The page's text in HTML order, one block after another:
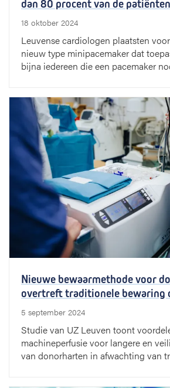
dan 80 procent van de patiënten
18 oktober 2024
Leuvense cardiologen plaatsten
nieuw type minipacemaker dat
bijna iedereen die een pacemaker
Nieuwe bewaarmethode voor
overtreft traditionele bewaring
5 september 2024
Studie van UZ Leuven toont
machineperfusie voor langere en
van donorharten in afwachting van